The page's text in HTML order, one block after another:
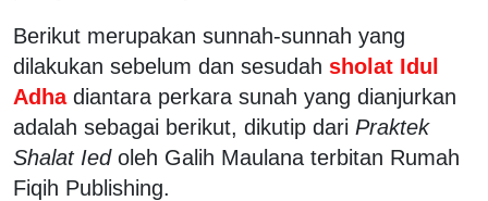
Berikut merupakan sunnah-sunnah yang
dilakukan sebelum dan sesudah sholat Idul
Adha diantara perkara sunah yang dianjurkan
adalah sebagai berikut, dikutip dari Praktek
Shalat Ied oleh Galih Maulana terbitan Rumah
Fiqih Publishing.